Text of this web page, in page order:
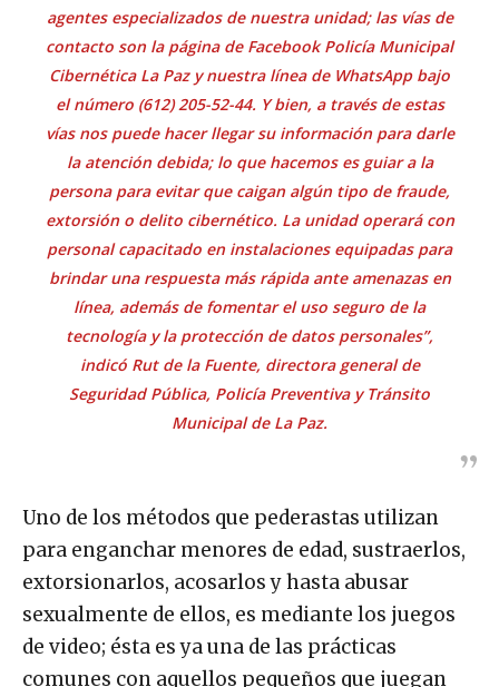
agentes especializados de nuestra unidad; las vías de
contacto son la página de FacebookPolicía Municipal
Cibernética La Pazy nuestra línea de WhatsAppbajo
el número (612) 205-52-44. Y bien, a través de estas
vías nos puede hacer llegar su información para darle
la atención debida; lo que hacemos es guiar a la
persona para evitar que caigan algún tipo de fraude,
extorsión o delito cibernético. La unidad operará con
personal capacitado en instalaciones equipadas para
brindar una respuesta más rápida ante amenazas en
línea, además de fomentar el uso seguro de la
tecnología y la protección de datos personales”,
indicó Rut de la Fuente, directora general de
Seguridad Pública, Policía Preventiva y Tránsito
Municipal de La Paz.
Uno de los métodos que pederastas utilizan
para enganchar menores de edad, sustraerlos,
extorsionarlos, acosarlos y hasta abusar
sexualmente de ellos, es mediante los juegos
de video; ésta es ya una de las prácticas
comunes con aquellos pequeños que juegan